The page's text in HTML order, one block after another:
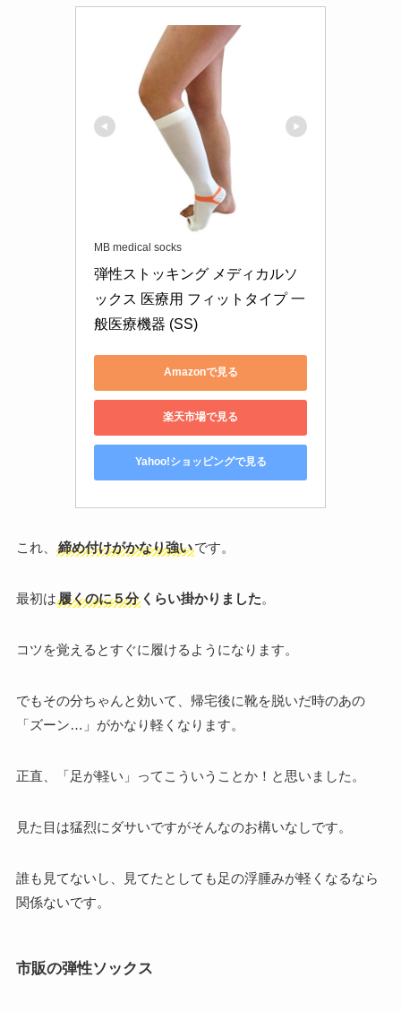
MB medical socks
弾性ストッキング メディカルソ
ックス 医療用 フィットタイプ 一
般医療機器 (SS)
Amazonで見る
楽天市場で見る
Yahoo!ショッピングで見る
これ、 締め付けがかなり強いです。
最初は履くのに５分くらい掛かりました。
コツを覚えるとすぐに履けるようになります。
でもその分ちゃんと効いて、帰宅後に靴を脱いだ時のあの
「ズーン…」がかなり軽くなります。
正直、「足が軽い」ってこういうことか！と思いました。
見た目は猛烈にダサいですがそんなのお構いなしです。
誰も見てないし、見てたとしても足の浮腫みが軽くなるなら
関係ないです。
市販の弾性ソックス